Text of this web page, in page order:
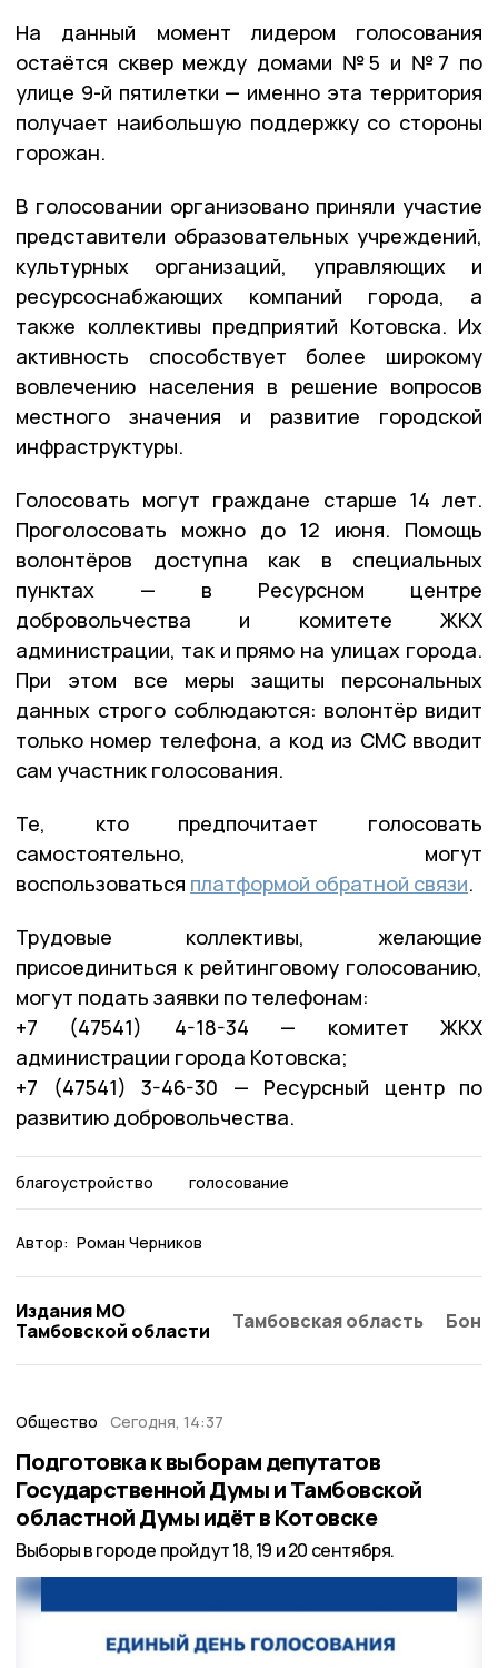
На данный момент лидером голосования
остаётся сквер между домами №5 и №7 по
улице 9-й пятилетки — именно эта территория
получает наибольшую поддержку со стороны
горожан.
В голосовании организовано приняли участие
представители образовательных учреждений,
культурных организаций, управляющих и
ресурсоснабжающих компаний города, а
также коллективы предприятий Котовска. Их
активность способствует более широкому
вовлечению населения в решение вопросов
местного значения и развитие городской
инфраструктуры.
Голосовать могут граждане старше 14 лет.
Проголосовать можно до 12 июня. Помощь
волонтёров доступна как в специальных
пунктах — в Ресурсном центре
добровольчества и комитете ЖКХ
администрации, так и прямо на улицах города.
При этом все меры защиты персональных
данных строго соблюдаются: волонтёр видит
только номер телефона, а код из СМС вводит
сам участник голосования.
Те, кто предпочитает голосовать
самостоятельно, могут
воспользоваться платформой обратной связи.
Трудовые коллективы, желающие
присоединиться к рейтинговому голосованию,
могут подать заявки по телефонам:
+7 (47541) 4-18-34 — комитет ЖКХ
администрации города Котовска;
+7 (47541) 3-46-30 — Ресурсный центр по
развитию добровольчества.
благоустройство голосование
Автор: Роман Черников
Издания МО
Тамбовской области
Тамбовская область
Общество Сегодня, 14:37
Подготовка к выборам депутатов
Государственной Думы и Тамбовской
областной Думы идёт в Котовске
Выборы в городе пройдут 18, 19 и 20 сентября.